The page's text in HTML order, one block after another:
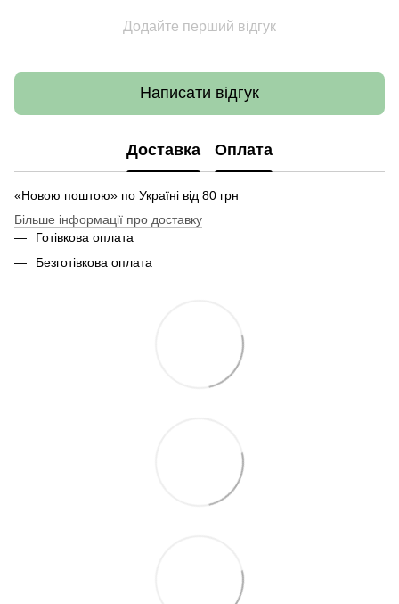
Додайте перший відгук
Написати відгук
Доставка Оплата
«Новою поштою» по Україні від 80 грн
Більше інформації про доставку
Готівкова оплата
Безготівкова оплата